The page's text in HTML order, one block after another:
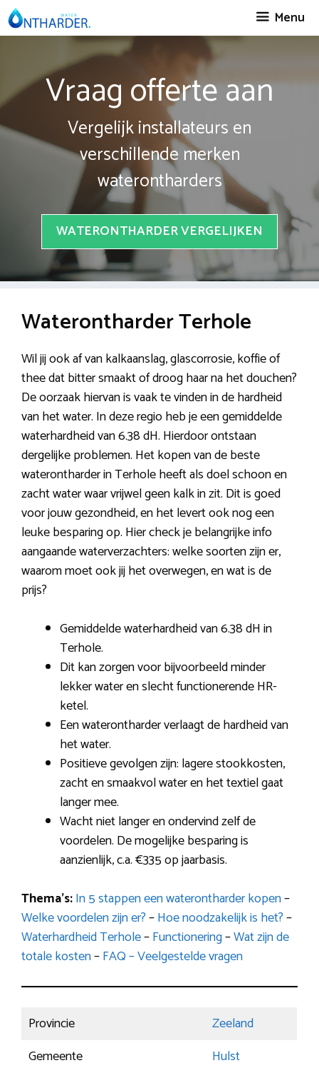
Spring
naar
Menu
Vraag offerte aan
Vergelijk installateurs en
verschillende merken
waterontharders
WATERONTHARDER VERGELIJKEN
Waterontharder Terhole
Wil jij ook af van kalkaanslag, glascorrosie, koffie of
thee dat bitter smaakt of droog haar na het douchen?
De oorzaak hiervan is vaak te vinden in de hardheid
van het water. In deze regio heb je een gemiddelde
waterhardheid van 6.38 dH. Hierdoor ontstaan
dergelijke problemen. Het kopen van de beste
waterontharder in Terhole heeft als doel schoon en
zacht water waar vrijwel geen kalk in zit. Dit is goed
voor jouw gezondheid, en het levert ook nog een
leuke besparing op. Hier check je belangrijke info
aangaande waterverzachters: welke soorten zijn er,
waarom moet ook jij het overwegen, en wat is de
prijs?
Gemiddelde waterhardheid van 6.38 dH in
Terhole.
Dit kan zorgen voor bijvoorbeeld minder
lekker water en slecht functionerende HR-
ketel.
Een waterontharder verlaagt de hardheid van
het water.
Positieve gevolgen zijn: lagere stookkosten,
zacht en smaakvol water en het textiel gaat
langer mee.
Wacht niet langer en ondervind zelf de
voordelen. De mogelijke besparing is
aanzienlijk, c.a. €335 op jaarbasis.
Thema’s:In 5 stappen een waterontharder kopen–
Welke voordelen zijn er?–Hoe noodzakelijk is het?–
Waterhardheid Terhole–Functionering–Wat zijn de
totale kosten–FAQ – Veelgestelde vragen
Provincie
Zeeland
Gemeente
Hulst